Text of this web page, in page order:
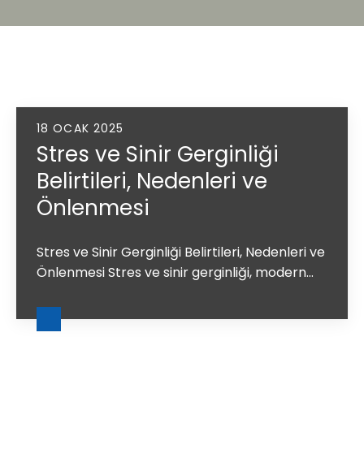
18 OCAK 2025
Stres ve Sinir Gerginliği
Belirtileri, Nedenleri ve
Önlenmesi
Stres ve Sinir Gerginliği Belirtileri, Nedenleri ve
Önlenmesi Stres ve sinir gerginliği, modern...